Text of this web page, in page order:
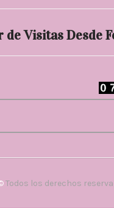
de Visitas Desde
Todos los derechos